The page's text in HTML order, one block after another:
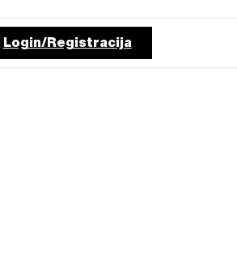
Login/Registracija